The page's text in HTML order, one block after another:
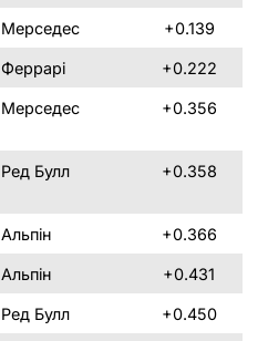
Мерседес +0.139
Феррарі +0.222
Мерседес +0.356
Ред Булл +0.358
Альпін +0.366
Альпін +0.431
Ред Булл +0.450